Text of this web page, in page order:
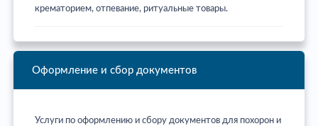
крематорием, отпевание, ритуальные товары.
Оформление и сбор документов
Услуги по оформлению и сбору документов для похорон и